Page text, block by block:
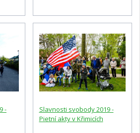
-
Slavnosti svobody 2019 -
Pietní akty v Křimicích